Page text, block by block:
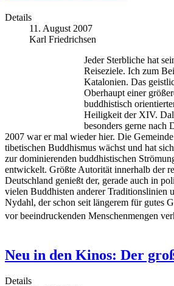
Details
11. August 2007
Karl Friedrichsen
Jeder Sterbliche hat
Reiseziele. Ich zum
Katalonien. Das
Oberhaupt einer
buddhistisch
Heiligkeit der XIV.
besonders gerne nach
2007 war er mal wieder hier. Die
tibetischen Buddhismus wächst und hat
zur dominierenden buddhistischen
entwickelt. Größte Autorität innerhalb der
Deutschland genießt der, gerade auch in
vielen Buddhisten anderer Traditionslinien
Nydahl, der schon seit längerem für gutes
vor beeindruckenden Menschenmengen
Neu in den Kinos: Der
Details